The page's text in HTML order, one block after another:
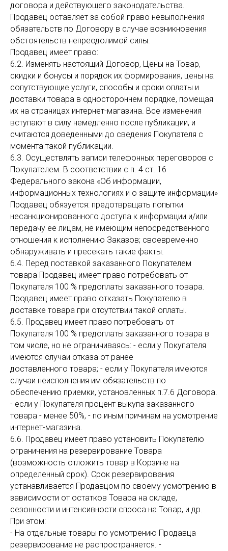
договора и действующего законодательства.
Продавец оставляет за собой право невыполнения
обязательств по Договору в случае возникновения
обстоятельств непреодолимой силы.
Продавец имеет право:
6.2. Изменять настоящий Договор, Цены на Товар,
скидки и бонусы и порядок их формирования, цены на
сопутствующие услуги, способы и сроки оплаты и
доставки товара в одностороннем порядке, помещая
их на страницах интернет-магазина. Все изменения
вступают в силу немедленно после публикации, и
считаются доведенными до сведения Покупателя с
момента такой публикации.
6.3. Осуществлять записи телефонных переговоров с
Покупателем. В соответствии с п. 4 ст. 16
Федерального закона «Об информации,
информационных технологиях и о защите информации»
Продавец обязуется: предотвращать попытки
несанкционированного доступа к информации и/или
передачу ее лицам, не имеющим непосредственного
отношения к исполнению Заказов; своевременно
обнаруживать и пресекать такие факты.
6.4. Перед поставкой заказанного Покупателем
товара Продавец имеет право потребовать от
Покупателя 100 % предоплаты заказанного товара.
Продавец имеет право отказать Покупателю в
доставке товара при отсутствии такой оплаты.
6.5. Продавец имеет право потребовать от
Покупателя 100 % предоплаты заказанного товара в
том числе, но не ограничиваясь: - если у Покупателя
имеются случаи отказа от ранее
доставленного товара; - если у Покупателя имеются
случаи неисполнения им обязательств по
обеспечению приемки, установленных п.7.6 Договора.
- если у Покупателя процент выкупа заказанного
товара - менее 50%, - по иным причинам на усмотрение
интернет-магазина.
6.6. Продавец имеет право установить Покупателю
ограничения на резервирование Товара
(возможность отложить товар в Корзине на
определенный срок). Срок резервирования
устанавливается Продавцом по своему усмотрению в
зависимости от остатков Товара на складе,
сезонности и интенсивности спроса на Товар, и др.
При этом:
- На отдельные товары по усмотрению Продавца
резервирование не распространяется. -